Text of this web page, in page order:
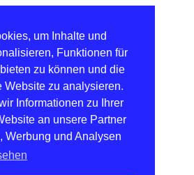
um Inhalte und
Funktionen für
zu können und die
Website zu analysieren.
Informationen zu Ihrer
an unsere Partner
Werbung und Analysen